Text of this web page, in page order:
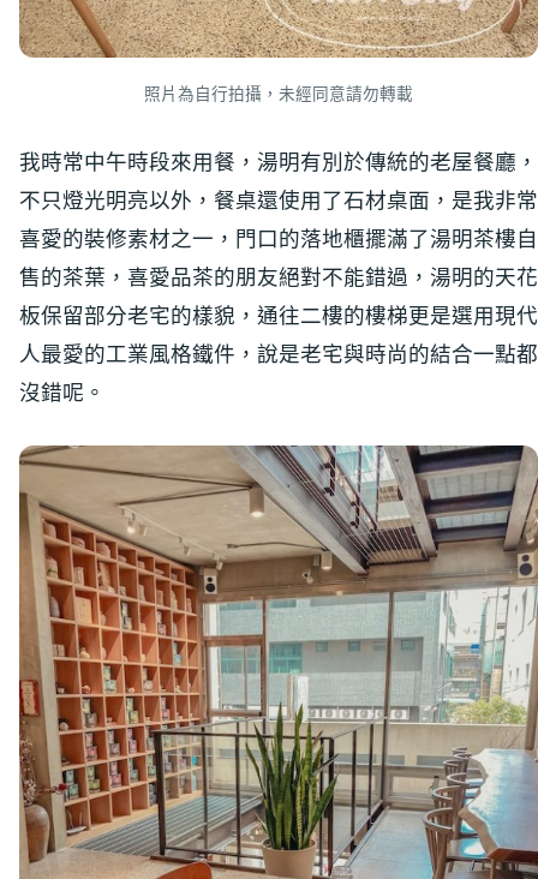
照片為自行拍攝，未經同意請勿轉載
我時常中午時段來用餐，湯明有別於傳統的老屋餐廳，
不只燈光明亮以外，餐桌還使用了石材桌面，是我非常
喜愛的裝修素材之一，門口的落地櫃擺滿了湯明茶樓自
售的茶葉，喜愛品茶的朋友絕對不能錯過，湯明的天花
板保留部分老宅的樣貌，通往二樓的樓梯更是選用現代
人最愛的工業風格鐵件，說是老宅與時尚的結合一點都
沒錯呢。